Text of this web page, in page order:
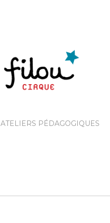
ATELIERS PÉDAGOGIQUES